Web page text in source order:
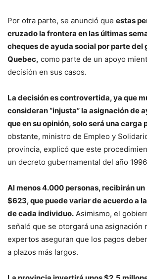
Por otra parte, se anunció que estas
cruzado la frontera en las últimas
cheques de ayuda social por parte del
Quebec, como parte de un apoyo
decisión en sus casos.
La decisión es controvertida, ya que
consideran “injusta” la asignación de
que en su opinión, solo será una carga
obstante, ministro de Empleo y
provincia, explicó que este
un decreto gubernamental del año
Al menos 4.000 personas, recibirán
$623, que puede variar de acuerdo a
de cada individuo. Asimismo, el
señaló que se otorgará una asignación
expertos aseguran que los pagos
a plazos más largos.